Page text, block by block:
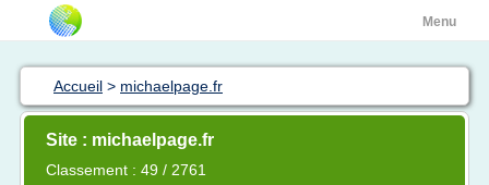
Menu
Accueil > michaelpage.fr
Site : michaelpage.fr
Classement : 49 / 2761